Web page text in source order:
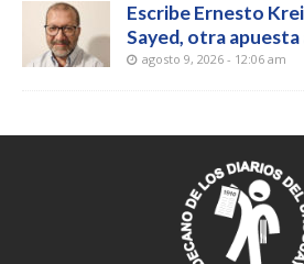
Escribe Ernesto
Sayed, otra apuesta
agosto 9, 2026 - 12:06 am